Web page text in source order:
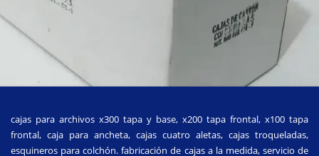
cajas para archivos x300 tapa y base, x200 tapa frontal, x100 tapa
frontal, caja para ancheta, cajas cuatro aletas, cajas troqueladas,
esquineros para colchón. fabricación de cajas a la medida, servicio de